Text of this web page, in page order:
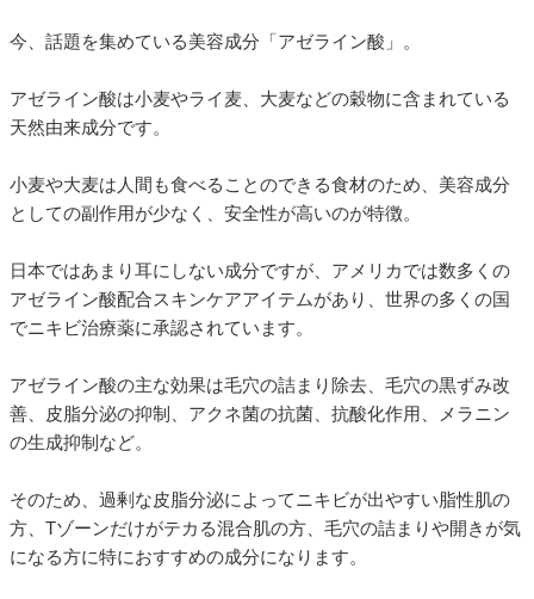
今、話題を集めている美容成分「アゼライン酸」。
アゼライン酸は小麦やライ麦、大麦などの穀物に含まれている
天然由来成分です。
小麦や大麦は人間も食べることのできる食材のため、美容成分
としての副作用が少なく、安全性が高いのが特徴。
日本ではあまり耳にしない成分ですが、アメリカでは数多くの
アゼライン酸配合スキンケアアイテムがあり、世界の多くの国
でニキビ治療薬に承認されています。
アゼライン酸の主な効果は毛穴の詰まり除去、毛穴の黒ずみ改
善、皮脂分泌の抑制、アクネ菌の抗菌、抗酸化作用、メラニン
の生成抑制など。
そのため、過剰な皮脂分泌によってニキビが出やすい脂性肌の
方、Tゾーンだけがテカる混合肌の方、毛穴の詰まりや開きが気
になる方に特におすすめの成分になります。